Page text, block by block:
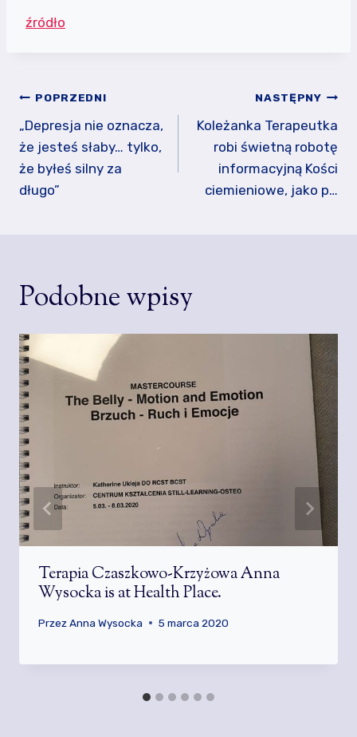
źródło
Nawigacja
wpisu
POPRZEDNI
„Depresja nie oznacza,
że jesteś słaby… tylko,
że byłeś silny za
długo”
NASTĘPNY
Koleżanka Terapeutka
robi świetną robotę
informacyjną Kości
ciemieniowe, jako p…
Podobne wpisy
Terapia Czaszkowo-Krzyżowa Anna
Wysocka is at Health Place.
PrzezAnna Wysocka 5 marca 2020